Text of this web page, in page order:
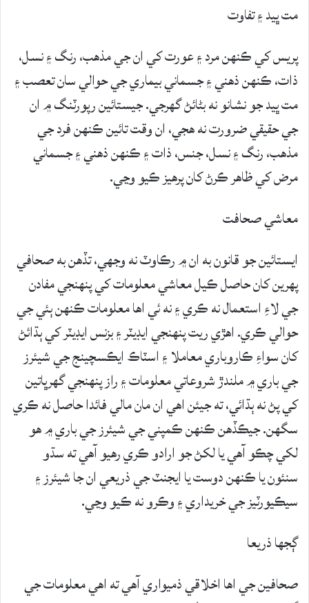
مت ڀيد ۽ تفاوت
پريس کي ڪنهن مرد ۽ عورت کي ان جي مذهب، رنگ ۽ نسل،
ذات، ڪنهن ذهني ۽ جسماني بيماري جي حوالي سان تعصب ۽
مت ڀيد جو نشانو نه بڻائڻ گهرجي. جيستائين رپورٽنگ ۾ ان
جي حقيقي ضرورت نه هجي، ان وقت تائين ڪنهن فرد جي
مذهب، رنگ ۽ نسل، جنس، ذات ۽ ڪنهن ذهني ۽ جسماني
مرض کي ظاهر ڪرڻ کان پرهيز ڪيو وڃي.
معاشي صحافت
ايستائين جو قانون به ان ۾ رڪاوٽ نه وجهي، تڏهن به صحافي
پهرين کان حاصل ڪيل معاشي معلومات کي پنهنجي مفادن
جي لاءِ استعمال نه ڪري ۽ نه ئي اها معلومات ڪنهن ٻئي جي
حوالي ڪري. اهڙي ريت پنهنجي ايڊيٽر ۽ بزنس ايڊيٽر کي ٻڌائڻ
کان سواءِ ڪاروباري معاملا ۽ اسٽاڪ ايڪسچينج جي شيئرز
جي باري ۾ ملندڙ شروعاتي معلومات ۽ راز پنهنجي گهرڀاتين
کي پڻ نه ٻڌائي، ته جيئن اهي ان مان مالي فائدا حاصل نه ڪري
سگهن. جيڪڏهن ڪنهن ڪمپني جي شيئرز جي باري ۾ هو
لکي چڪو آهي يا لکڻ جو ارادو ڪري رهيو آهي ته سڌو
سنئون يا ڪنهن دوست يا ايجنٽ جي ذريعي ان جا شيئرز ۽
سيڪيورٽيز جي خريداري ۽ وڪرو نه ڪيو وڃي.
ڳجها ذريعا
صحافين جي اها اخلاقي ذميواري آهي ته اهي معلومات جي